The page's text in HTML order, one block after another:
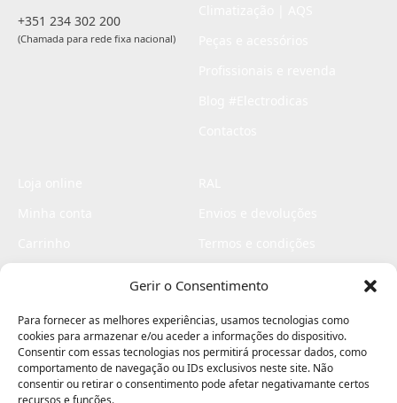
Gerir o Consentimento
Para fornecer as melhores experiências, usamos tecnologias como
cookies para armazenar e/ou aceder a informações do dispositivo.
Consentir com essas tecnologias nos permitirá processar dados, como
comportamento de navegação ou IDs exclusivos neste site. Não
consentir ou retirar o consentimento pode afetar negativamante certos
recursos e funções.
+351 234 302 200
(Chamada para rede fixa nacional)
Livro de elogios